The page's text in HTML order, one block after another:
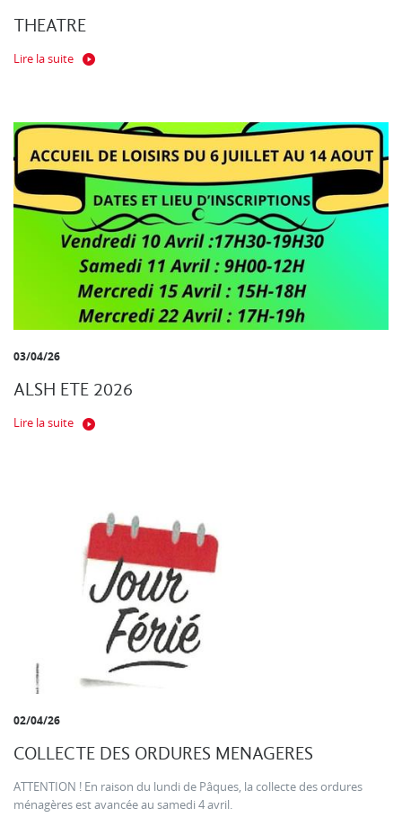
THEATRE
Lire la suite
03/04/26
ALSH ETE 2026
Lire la suite
02/04/26
COLLECTE DES ORDURES MENAGERES
ATTENTION ! En raison du lundi de Pâques, la collecte des ordures
ménagères est avancée au samedi 4 avril.